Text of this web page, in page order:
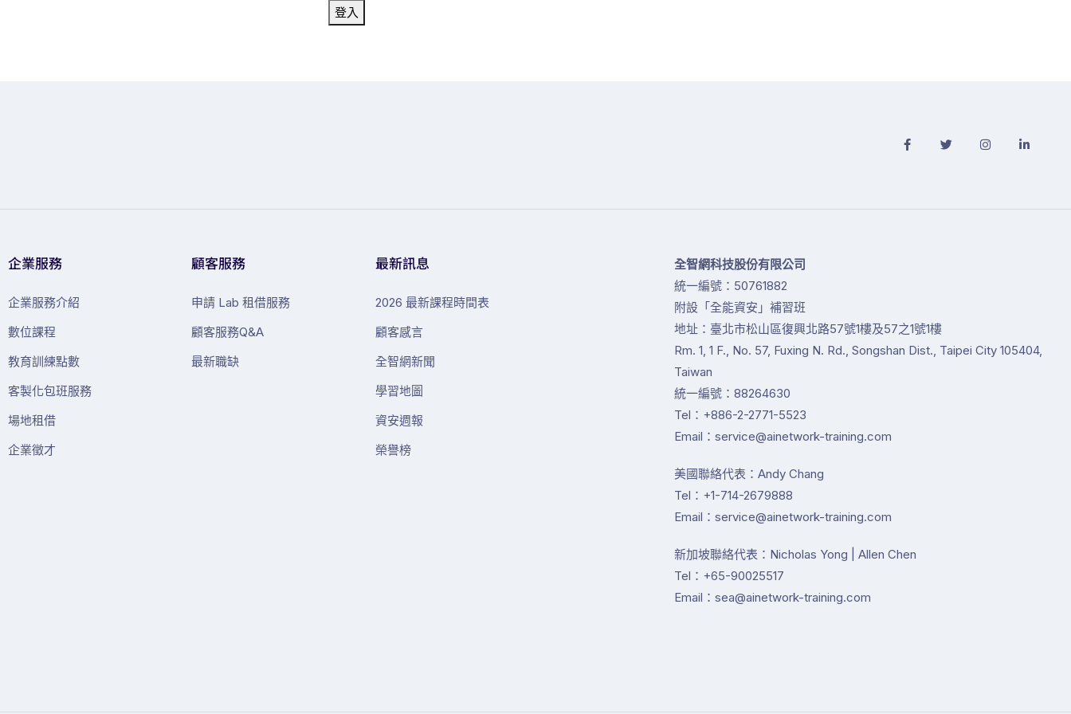
登入
企業服務
企業服務介紹
數位課程
教育訓練點數
客製化包班服務
場地租借
企業徵才
顧客服務
申請 Lab 租借服務
顧客服務Q&A
最新職缺
最新訊息
2026 最新課程時間表
顧客感言
全智網新聞
學習地圖
資安週報
榮譽榜
全智網科技股份有限公司
統一編號：50761882
附設「全能資安」補習班
地址：臺北市松山區復興北路57號1樓及57之1號1樓
Rm. 1, 1 F., No. 57, Fuxing N. Rd., Songshan Dist., Taipei City 105404,
Taiwan
統一編號：88264630
Tel：+886-2-2771-5523
Email：service@ainetwork-training.com
美國聯絡代表：Andy Chang
Tel：+1-714-2679888
Email：service@ainetwork-training.com
新加坡聯絡代表：Nicholas Yong | Allen Chen
Tel：+65-90025517
Email：sea@ainetwork-training.com